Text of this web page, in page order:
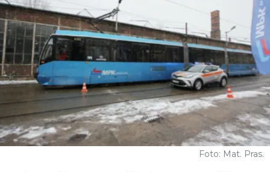
Foto: Mat. Pras.